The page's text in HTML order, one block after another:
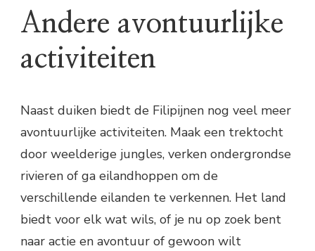
Andere avontuurlijke
activiteiten
Naast duiken biedt de Filipijnen nog veel meer
avontuurlijke activiteiten. Maak een trektocht
door weelderige jungles, verken ondergrondse
rivieren of ga eilandhoppen om de
verschillende eilanden te verkennen. Het land
biedt voor elk wat wils, of je nu op zoek bent
naar actie en avontuur of gewoon wilt